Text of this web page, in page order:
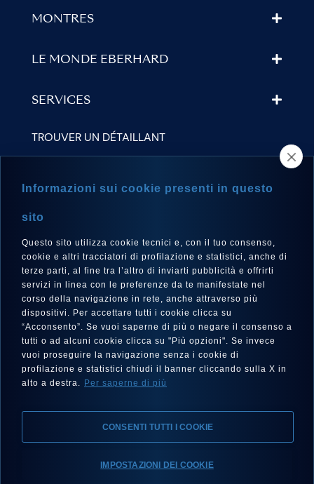
MONTRES
LE MONDE EBERHARD
SERVICES
TROUVER UN DÉTAILLANT
LANGUE
Français
SUIVEZ-NOUS SUR
Mentions Légales, Protection de la Vie Privée, Cookies
Informazioni sui cookie presenti in questo
sito
Questo sito utilizza cookie tecnici e, con il tuo consenso,
cookie e altri tracciatori di profilazione e statistici, anche di
terze parti, al fine tra l’altro di inviarti pubblicità e offrirti
servizi in linea con le preferenze da te manifestate nel
corso della navigazione in rete, anche attraverso più
dispositivi. Per accettare tutti i cookie clicca su
“Acconsento”. Se vuoi saperne di più o negare il consenso a
tutti o ad alcuni cookie clicca su "Più opzioni". Se invece
vuoi proseguire la navigazione senza i cookie di
profilazione e statistici chiudi il banner cliccando sulla X in
alto a destra. Per saperne di più
CONSENTI TUTTI I COOKIE
IMPOSTAZIONI DEI COOKIE